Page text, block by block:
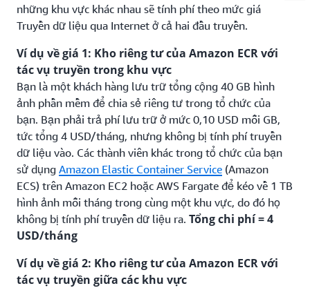
những khu vực khác nhau sẽ tính phí theo mức giá
Truyền dữ liệu qua Internet ở cả hai đầu truyền.
Ví dụ về giá 1: Kho riêng tư của Amazon ECR với
tác vụ truyền trong khu vực
Bạn là một khách hàng lưu trữ tổng cộng 40 GB hình
ảnh phần mềm để chia sẻ riêng tư trong tổ chức của
bạn. Bạn phải trả phí lưu trữ ở mức 0,10 USD mỗi GB,
tức tổng 4 USD/tháng, nhưng không bị tính phí truyền
dữ liệu vào. Các thành viên khác trong tổ chức của bạn
sử dụng Amazon Elastic Container Service (Amazon
ECS) trên Amazon EC2 hoặc AWS Fargate để kéo về 1 TB
hình ảnh mỗi tháng trong cùng một khu vực, do đó họ
không bị tính phí truyền dữ liệu ra. Tổng chi phí = 4
USD/tháng
Ví dụ về giá 2: Kho riêng tư của Amazon ECR với
tác vụ truyền giữa các khu vực